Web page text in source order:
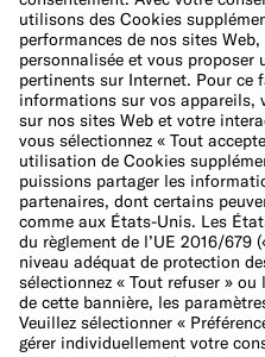
Politique en matière de cookies